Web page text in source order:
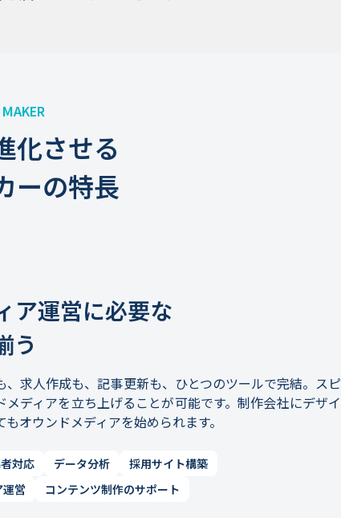
化させる
ーの特長
ア運営に必要な
う
、求人作成も、記事更新も、ひとつのツールで完結。スピ
メディアを立ち上げることが可能です。制作会社にデザイ
オウンドメディアを始められます。
対応 データ分析
採用サイト構築
営
コンテンツ制作のサポート